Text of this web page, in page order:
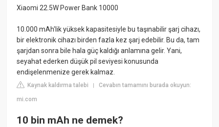
Xiaomi 22.5W Power Bank 10000
10.000 mAh'lik yüksek kapasitesiyle bu taşınabilir şarj cihazı,
bir elektronik cihazı birden fazla kez şarj edebilir. Bu da, tam
şarjdan sonra bile hala güç kaldığı anlamına gelir. Yani,
seyahat ederken düşük pil seviyesi konusunda
endişelenmenize gerek kalmaz.
Kaynak kaldırma talebi |Cevabın tamamını burada okuyun:
mi.com
10 bin mAh ne demek?